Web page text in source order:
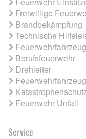
Freiwillige
Brandbekämpfung
Technische
Berufsfeuerwehr
Drehleiter
Feuerwehr Unfall
Service